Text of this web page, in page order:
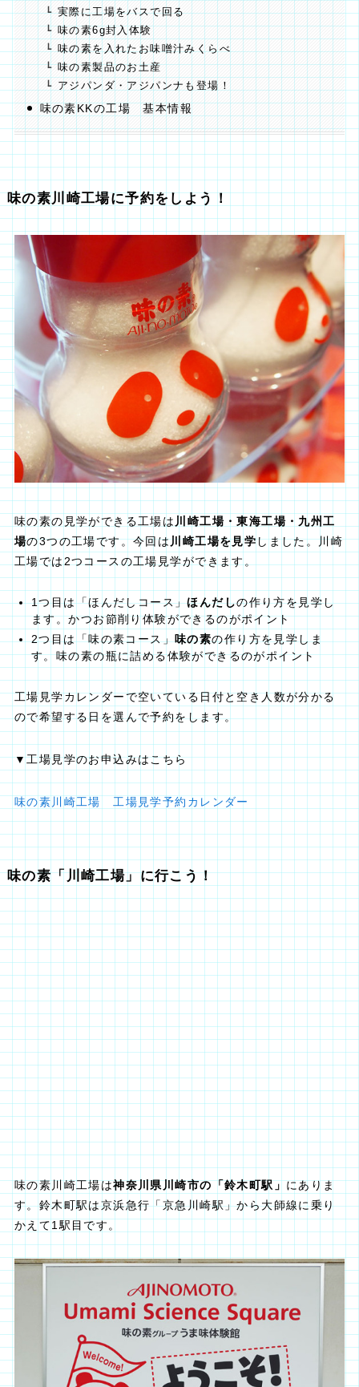
実際に工場をバスで回る
味の素6g封入体験
味の素を入れたお味噌汁みくらべ
味の素製品のお土産
アジパンダ・アジパンナも登場！
味の素KKの工場 基本情報
味の素川崎工場に予約をしよう！
味の素の見学ができる工場は 川崎工場・東海工場・九州工
場の3つの工場です。今回は川崎工場を見学しました。川崎
工場では2つコースの工場見学ができます。
1つ目は「ほんだしコース」ほんだしの作り方を見学し
ます。かつお節削り体験ができるのがポイント
2つ目は「味の素コース」味の素の作り方を見学しま
す。味の素の瓶に詰める体験ができるのがポイント
工場見学カレンダーで空いている日付と空き人数が分かる
ので希望する日を選んで予約をします。
▼工場見学のお申込みはこちら
味の素川崎工場 工場見学予約カレンダー
味の素「川崎工場」に行こう！
味の素川崎工場は神奈川県川崎市の「鈴木町駅」にありま
す。鈴木町駅は京浜急行「京急川崎駅」から大師線に乗り
かえて1駅目です。